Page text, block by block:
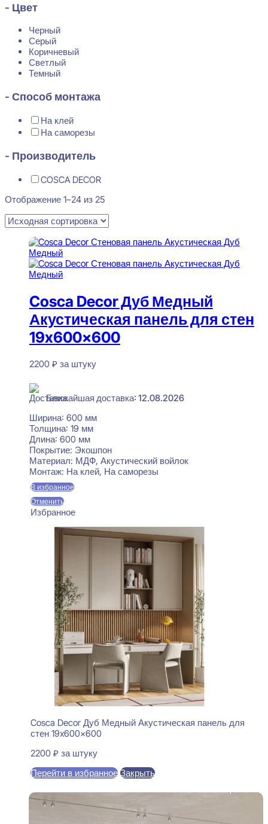
- Цвет
Черный
Серый
Коричневый
Светлый
Темный
- Способ монтажа
На клей
На саморезы
- Производитель
COSCA DECOR
Отображение 1–24 из 25
Cosca Decor Дуб Медный
Акустическая панель для стен
19x600x600
2200 ₽ за штуку
Ближайшая доставка: 12.08.2026
Ширина: 600 мм
Толщина: 19 мм
Длина: 600 мм
Покрытие: Экошпон
Материал: МДФ, Акустический войлок
Монтаж: На клей, На саморезы
В избранное
Отменить
Избранное
Cosca Decor Дуб Медный Акустическая панель для
стен 19x600x600
2200 ₽ за штуку
Перейти в избранное Закрыть